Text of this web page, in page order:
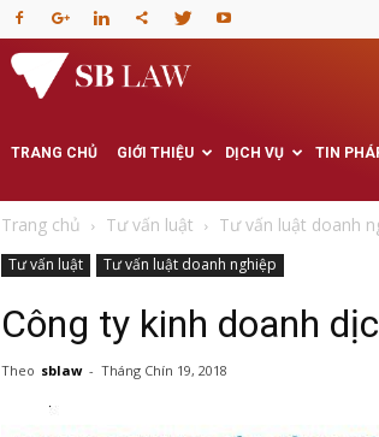
phòng
Luật
–
TRANG CHỦ GIỚI THIỆU DỊCH VỤ TIN
Trang chủ Tư vấn luật Tư vấn luật doanh
Tư vấn luật Tư vấn luật doanh nghiệp
Công ty kinh doanh
Theo sblaw - Tháng Chín 19, 2018